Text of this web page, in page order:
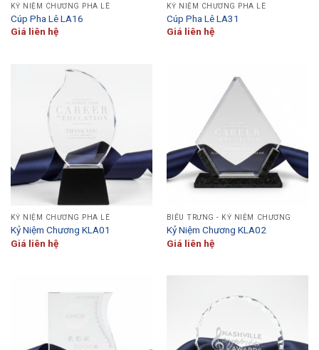
KỶ NIỆM CHƯƠNG PHA LÊ
Cúp Pha Lê LA16
Giá liên hệ
KỶ NIỆM CHƯƠNG PHA LÊ
Cúp Pha Lê LA31
Giá liên hệ
KỶ NIỆM CHƯƠNG PHA LÊ
Kỷ Niệm Chương KLA01
Giá liên hệ
BIỂU TRƯNG - KỶ NIỆM CHƯƠNG
Kỷ Niệm Chương KLA02
Giá liên hệ